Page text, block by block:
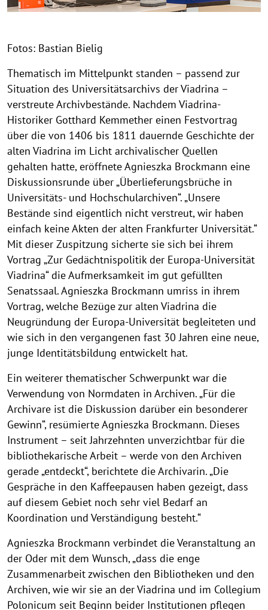
Fotos: Bastian Bielig
Thematisch im Mittelpunkt standen – passend zur
Situation des Universitätsarchivs der Viadrina –
verstreute Archivbestände. Nachdem Viadrina-
Historiker Gotthard Kemmether einen Festvortrag
über die von 1406 bis 1811 dauernde Geschichte der
alten Viadrina im Licht archivalischer Quellen
gehalten hatte, eröffnete Agnieszka Brockmann eine
Diskussionsrunde über „Überlieferungsbrüche in
Universitäts- und Hochschularchiven“. „Unsere
Bestände sind eigentlich nicht verstreut, wir haben
einfach keine Akten der alten Frankfurter Universität.“
Mit dieser Zuspitzung sicherte sie sich bei ihrem
Vortrag „Zur Gedächtnispolitik der Europa-Universität
Viadrina“ die Aufmerksamkeit im gut gefüllten
Senatssaal. Agnieszka Brockmann umriss in ihrem
Vortrag, welche Bezüge zur alten Viadrina die
Neugründung der Europa-Universität begleiteten und
wie sich in den vergangenen fast 30 Jahren eine neue,
junge Identitätsbildung entwickelt hat.
Ein weiterer thematischer Schwerpunkt war die
Verwendung von Normdaten in Archiven. „Für die
Archivare ist die Diskussion darüber ein besonderer
Gewinn“, resümierte Agnieszka Brockmann. Dieses
Instrument – seit Jahrzehnten unverzichtbar für die
bibliothekarische Arbeit – werde von den Archiven
gerade „entdeckt“, berichtete die Archivarin. „Die
Gespräche in den Kaffeepausen haben gezeigt, dass
auf diesem Gebiet noch sehr viel Bedarf an
Koordination und Verständigung besteht.“
Agnieszka Brockmann verbindet die Veranstaltung an
der Oder mit dem Wunsch, „dass die enge
Zusammenarbeit zwischen den Bibliotheken und den
Archiven, wie wir sie an der Viadrina und im Collegium
Polonicum seit Beginn beider Institutionen pflegen